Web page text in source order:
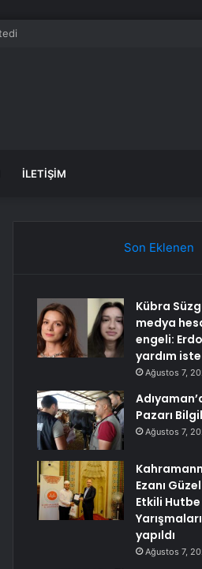
İLETIŞIM
Son Eklenen
Kübra
medya
engeli:
yardım
Ağustos 7,
Pazarı
Ağustos 7,
Ezanı
Etkili Hutbe
yapıldı
Ağustos 7,